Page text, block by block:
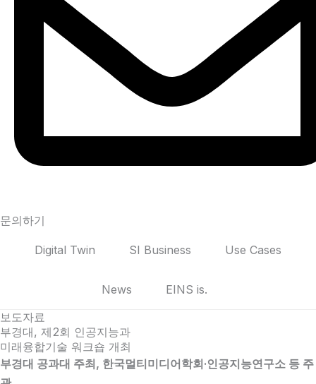
문의하기
Digital Twin SI Business Use Cases
News
EINS is.
보도자료
부경대, 제2회 인공지능과
미래융합기술 워크숍 개최
부경대 공과대 주최, 한국멀티미디어학회·인공지능연구소 등 주